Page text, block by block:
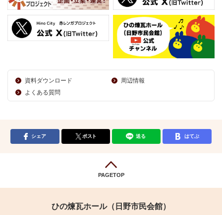
資料ダウンロード
周辺情報
よくある質問
シェア ポスト 送る はてぶ
PAGETOP
ひの煉瓦ホール（日野市民会館）